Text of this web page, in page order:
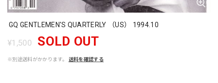
GQ GENTLEMEN'S QUARTERLY （US） 1994.10
¥1,500 SOLD OUT
※別途送料がかかります。 送料を確認する